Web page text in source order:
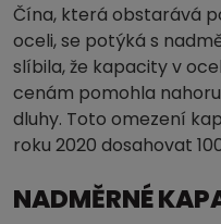
Čína, která obstarává
oceli, se potýká s
slíbila, že kapacity v
cenám pomohla
dluhy. Toto omezení
roku 2020 dosahovat
NADMĚRNÉ